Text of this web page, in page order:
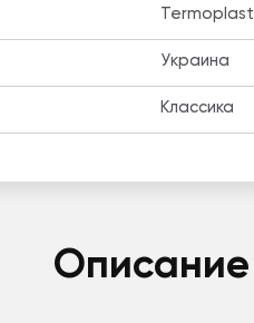
Termoplast
Украина
Классика
Описание